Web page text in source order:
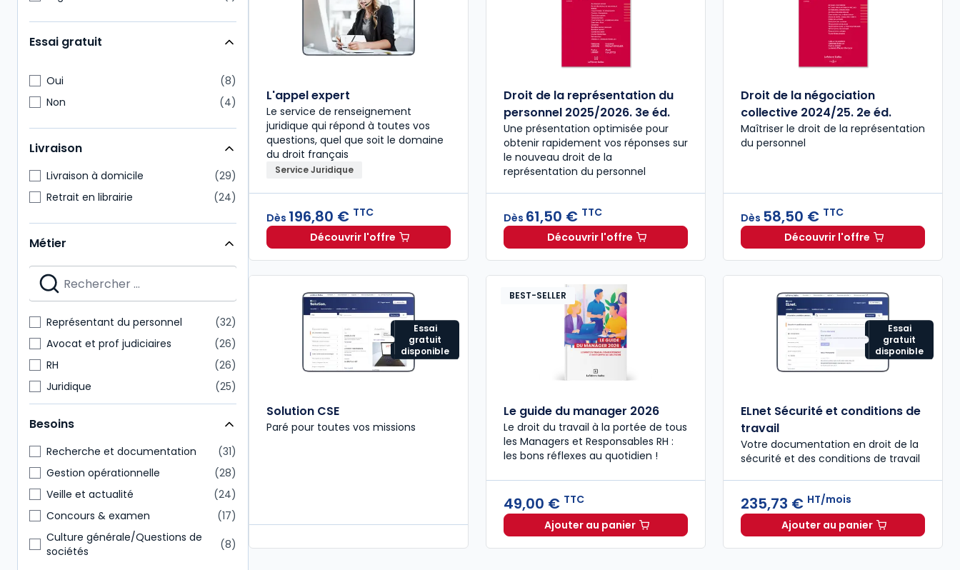
Essai gratuit
Oui
8
Non
4
Livraison
Livraison à domicile
29
Retrait en librairie
24
Métier
Représentant du personnel
32
Avocat et prof judiciaires
26
RH
26
Juridique
25
Enseignants
23
Étudiants
22
Direction générale
21
Administratif et financier
16
Commissaire aux comptes
11
Expert-comptable
11
Besoins
Recherche et documentation
31
Gestion opérationnelle
28
Veille et actualité
24
Concours & examen
17
Culture générale/Questions de
sociétés
8
L'appel expert
Le service de renseignement
juridique qui répond à toutes vos
questions, quel que soit le domaine
du droit français
Service Juridique
Dès 196,80 € TTC
Découvrir l'offreL'appel expert à partir de Dès 196,80 €TTC
Droit de la représentation du
personnel 2025/2026. 3e éd.
Une présentation optimisée pour
obtenir rapidement vos réponses sur
le nouveau droit de la
représentation du personnel
Dès 61,50 € TTC
Découvrir l'offreDroit de la représentation du personnel 2025/2026. 3e éd. à partir de
Droit de la négociation
collective 2024/25. 2e éd.
Maîtriser le droit de la représentation
du personnel
Dès 58,50 € TTC
Découvrir l'offreDroit de la négociation
Essai
gratuit
disponible
Solution CSE
Paré pour toutes vos missions
BEST-SELLER
Le guide du manager 2026
Le droit du travail à la portée de tous
les Managers et Responsables RH :
les bons réflexes au quotidien !
49,00 € TTC
Ajouter au panierLe guide du manager 2026 à 49,00 € TTC
Essai
gratuit
disponible
ELnet Sécurité et conditions de
travail
Votre documentation en droit de la
sécurité ​et des conditions de travail
235,73 € HT/mois
Ajouter au panierELnet Sécurité et